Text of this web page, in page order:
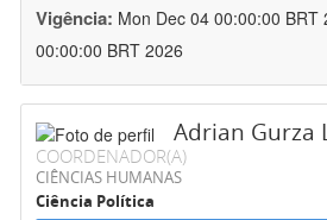
Vigência: Mon Dec 04 00:00:00 BRT
00:00:00 BRT 2026
Adrian Gurza
COORDENADOR(A)
CIÊNCIAS HUMANAS
Ciência Política